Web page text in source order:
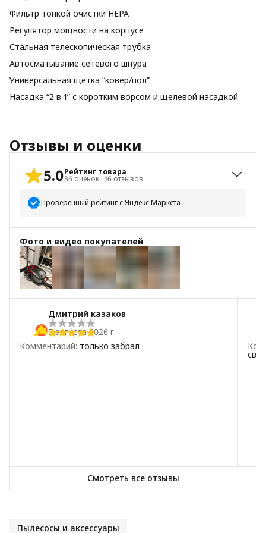
Фильтр тонкой очистки НЕРА
Регулятор мощности на корпусе
Стальная телескопическая трубка
Автосматывание сетевого шнура
Универсальная щетка “ковер/пол”
Насадка “2 в 1” с коротким ворсом и щелевой насадкой
Отзывы и оценки
5.0Рейтинг товара
36 оценок · 16 отзывов
Проверенный рейтинг с Яндекс Маркета
5 звёзд
35
4 звезды
3 звезды
2 звезды
1 звезда
Фото и видео покупателей
+4
Дмитрий казаков
5 августа 2026 г.
Комментарий: только забрал
Смотреть все отзывы
Пылесосы и аксессуары